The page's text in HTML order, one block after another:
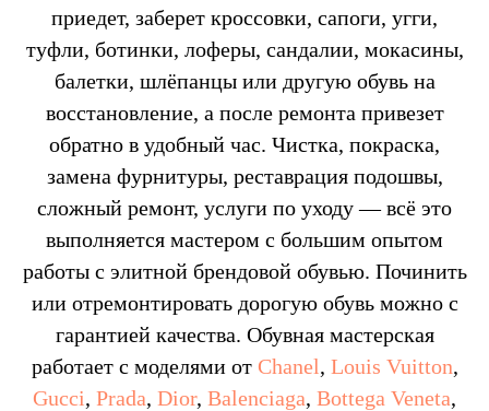
приедет, заберет кроссовки, сапоги, угги,
туфли, ботинки, лоферы, сандалии, мокасины,
балетки, шлёпанцы или другую обувь на
восстановление, а после ремонта привезет
обратно в удобный час. Чистка, покраска,
замена фурнитуры, реставрация подошвы,
сложный ремонт, услуги по уходу — всё это
выполняется мастером с большим опытом
работы с элитной брендовой обувью. Починить
или отремонтировать дорогую обувь можно с
гарантией качества. Обувная мастерская
работает с моделями от Chanel, Louis Vuitton,
Gucci, Prada, Dior, Balenciaga, Bottega Veneta,